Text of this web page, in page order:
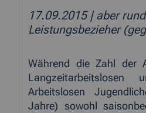
17.09.2015 | aber
Leistungsbezieher
Während die Zahl der
Arbeitslosen
Jahre) sowohl